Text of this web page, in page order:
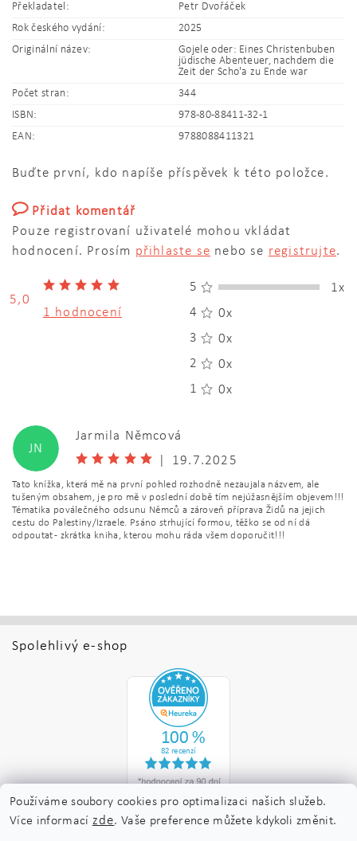
Překladatel:
Petr Dvořáček
Rok českého vydání:
2025
Originální název:
Gojele oder: Eines Christenbuben
jüdische Abenteuer, nachdem die
Zeit der Scho'a zu Ende war
Počet stran:
344
ISBN:
978-80-88411-32-1
EAN:
9788088411321
Buďte první, kdo napíše příspěvek k této položce.
Přidat komentář
Pouze registrovaní uživatelé mohou vkládat
hodnocení. Prosím přihlaste se nebo se registrujte.
5,0
1 hodnocení
5
1x
4
0x
3
0x
2
0x
1
0x
JN
Jarmila Němcová
19.7.2025
Tato knížka, která mě na první pohled rozhodně nezaujala názvem, ale
tušeným obsahem, je pro mě v poslední době tím nejúžasnějším objevem!!!
Tématika poválečného odsunu Němců a zároveň příprava Židů na jejich
cestu do Palestiny/Izraele. Psáno strhující formou, těžko se od ní dá
odpoutat - zkrátka kniha, kterou mohu ráda všem doporučit!!!
Spolehlivý e-shop
Používáme soubory cookies pro optimalizaci našich služeb.
Více informací zde. Vaše preference můžete kdykoli změnit.